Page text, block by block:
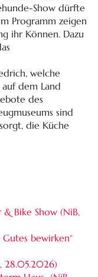
Show dürfte
Programm zeigen
ihr Können. Dazu
welche
dem Land
des
sind
die Küche
& Bike Show (NiB,
bewirken“
28.05.2026)